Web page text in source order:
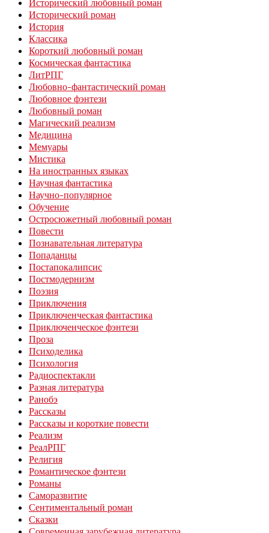
Исторический роман
История
Классика
Короткий любовный роман
Космическая фантастика
ЛитРПГ
Любовно-фантастический роман
Любовное фэнтези
Любовный роман
Магический реализм
Медицина
Мемуары
Мистика
На иностранных языках
Научная фантастика
Научно-популярное
Обучение
Остросюжетный любовный роман
Повести
Познавательная литература
Попаданцы
Постапокалипсис
Постмодернизм
Поэзия
Приключения
Приключенческая фантастика
Приключенческое фэнтези
Проза
Психоделика
Психология
Радиоспектакли
Разная литература
Ранобэ
Рассказы
Рассказы и короткие повести
Реализм
РеалРПГ
Религия
Романтическое фэнтези
Романы
Саморазвитие
Сентиментальный роман
Сказки